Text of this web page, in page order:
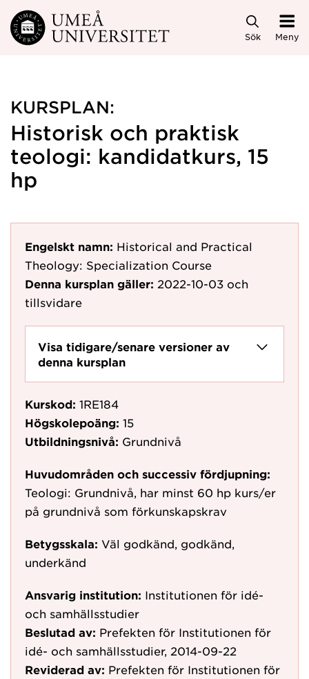
Hoppa direkt till innehållet
Sök Meny
KURSPLAN:
Historisk och praktisk
teologi: kandidatkurs, 15
hp
Engelskt namn: Historical and Practical
Theology: Specialization Course
Denna kursplan gäller: 2022-10-03 och
tillsvidare
Visa tidigare/senare versioner av
denna kursplan
Kurskod: 1RE184
Högskolepoäng: 15
Utbildningsnivå: Grundnivå
Huvudområden och successiv fördjupning:
Teologi: Grundnivå, har minst 60 hp kurs/er
på grundnivå som förkunskapskrav
Betygsskala: Väl godkänd, godkänd,
underkänd
Ansvarig institution: Institutionen för idé-
och samhällsstudier
Beslutad av: Prefekten för Institutionen för
idé- och samhällsstudier, 2014-09-22
Reviderad av: Prefekten för Institutionen för